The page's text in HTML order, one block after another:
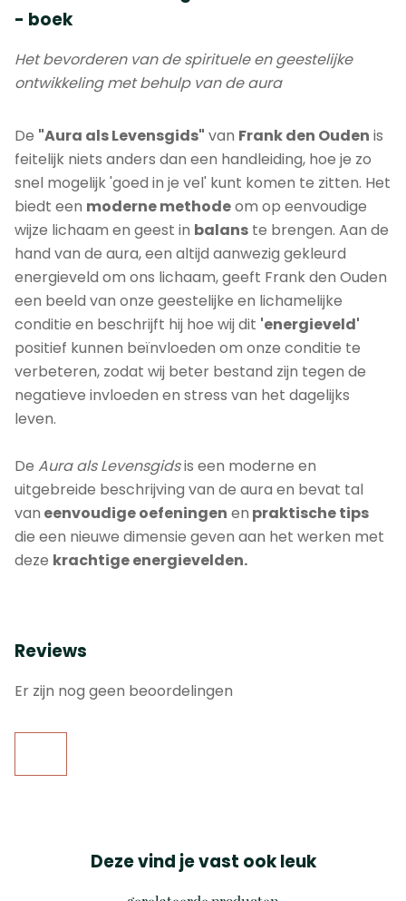
- boek
Het bevorderen van de spirituele en geestelijke
ontwikkeling met behulp van de aura
De "Aura als Levensgids" van Frank den Ouden is
feitelijk niets anders dan een handleiding, hoe je zo
snel mogelijk 'goed in je vel' kunt komen te zitten. Het
biedt een moderne methodeom op eenvoudige
wijze lichaam en geest in balans te brengen. Aan de
hand van de aura, een altijd aanwezig gekleurd
energieveld om ons lichaam, geeft Frank den Ouden
een beeld van onze geestelijke en lichamelijke
conditie en beschrijft hij hoe wij dit 'energieveld'
positief kunnen beïnvloeden om onze conditie te
verbeteren, zodat wij beter bestand zijn tegen de
negatieve invloeden en stress van het dagelijks
leven.
De Aura als Levensgidsis een moderne en
uitgebreide beschrijving van de aura en bevat tal
van eenvoudige oefeningen en praktische tips
die een nieuwe dimensie geven aan het werken met
deze krachtige energievelden.
Reviews
Er zijn nog geen beoordelingen
Deze vind je vast ook leuk